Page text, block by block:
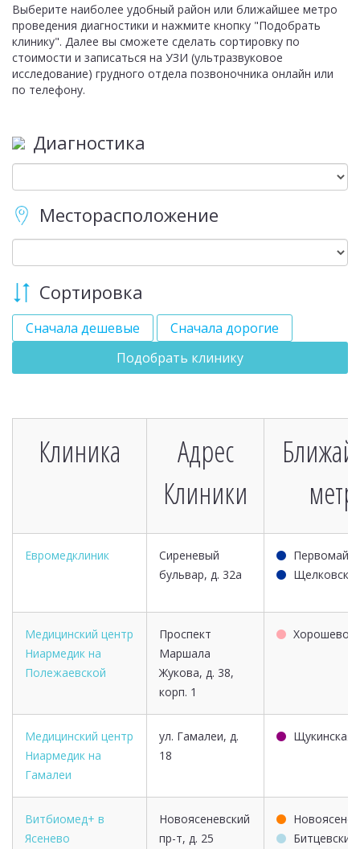
Выберите наиболее удобный район или ближайшее метро
проведения диагностики и нажмите кнопку "Подобрать
клинику". Далее вы сможете сделать сортировку по
стоимости и записаться на УЗИ (ультразвуковое
исследование) грудного отдела позвоночника онлайн или
по телефону.
Диагностика
Месторасположение
Сортировка
Сначала дешевые
Сначала дорогие
Подобрать клинику
Клиника
Адрес
Клиники
Евромедклиник
Сиреневый
бульвар, д. 32а
Медицинский центр
Ниармедик на
Полежаевской
Проспект
Маршала
Жукова, д. 38,
корп. 1
Хорошево
Медицинский центр
Ниармедик на
Гамалеи
ул. Гамалеи, д.
18
Щукинская
Витбиомед+ в
Ясенево
Новоясеневский
пр-т, д. 25
Битцевский